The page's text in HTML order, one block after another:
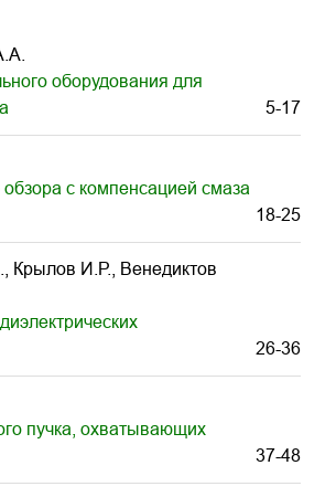
оборудования для
5-17
с компенсацией смаза
18-25
И.Р., Венедиктов
26-36
пучка, охватывающих
37-48